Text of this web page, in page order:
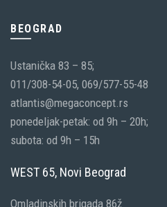
BEOGRAD
Ustanička 83 – 85;
011/308-54-05, 069/577-55-48
atlantis@megaconcept.rs
ponedeljak-petak: od 9h – 20h;
subota: od 9h – 15h
WEST 65, Novi Beograd
Omladinskih brigada 86ž